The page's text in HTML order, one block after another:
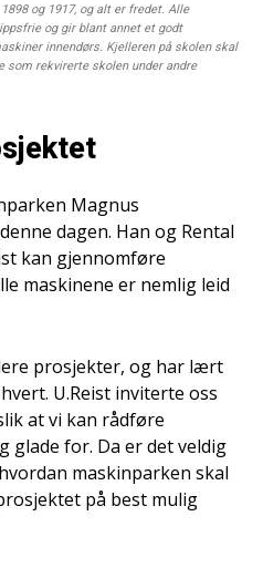
og 1917, og alt er fredet. Alle
og gir blant annet et godt
innendørs. Kjelleren på skolen skal
som rekvirerte skolen under andre
Magnus
dagen. Han og Rental
kan gjennomføre
maskinene er nemlig leid
prosjekter, og har lært
U.Reist inviterte oss
at vi kan rådføre
glade for. Da er det veldig
maskinparken skal
på best mulig